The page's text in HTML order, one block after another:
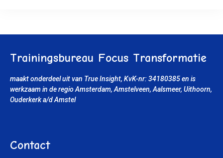
Trainingsbureau Focus Transformatie
maakt onderdeel uit van True Insight, KvK-nr: 34180385en is
werkzaam in de regio Amsterdam, Amstelveen, Aalsmeer, Uithoorn,
Ouderkerk a/d Amstel
Contact